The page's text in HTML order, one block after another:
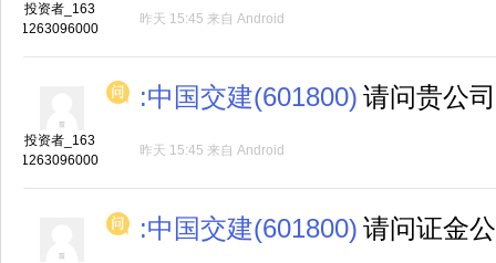
投资者_163
1263096000
昨天 15:45 来自 Android
投资者_163
1263096000
:中国交建(601800) 请问贵公
昨天 15:45 来自 Android
:中国交建(601800) 请问证金